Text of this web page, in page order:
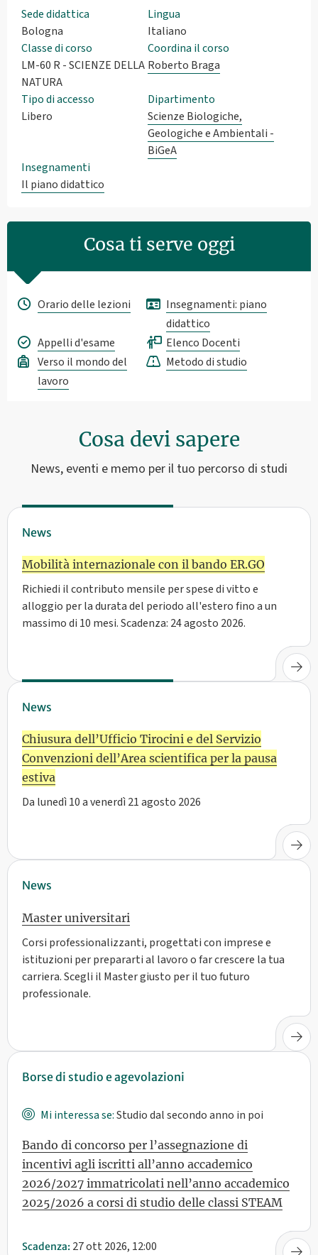
Sede didattica
Bologna
Lingua
Italiano
Classe di corso
LM-60 R - SCIENZE DELLA
NATURA
Coordina il corso
Roberto Braga
Tipo di accesso
Libero
Dipartimento
Scienze Biologiche,
Geologiche e Ambientali -
BiGeA
Insegnamenti
Il piano didattico
Cosa ti serve oggi
Orario delle lezioni
Insegnamenti: piano
didattico
Appelli d'esame
Elenco Docenti
Verso il mondo del
lavoro
Metodo di studio
Cosa devi sapere
News, eventi e memo per il tuo percorso di studi
News
Mobilità internazionale con il bando ER.GO
Richiedi il contributo mensile per spese di vitto e
alloggio per la durata del periodo all'estero fino a un
massimo di 10 mesi. Scadenza: 24 agosto 2026.
News
Chiusura dell’Ufficio Tirocini e del Servizio
Convenzioni dell’Area scientifica per la pausa
estiva
Da lunedì 10 a venerdì 21 agosto 2026
News
Master universitari
Corsi professionalizzanti, progettati con imprese e
istituzioni per prepararti al lavoro o far crescere la tua
carriera. Scegli il Master giusto per il tuo futuro
professionale.
Borse di studio e agevolazioni
Mi interessa se:Studio dal secondo anno in poi
Bando di concorso per l’assegnazione di
incentivi agli iscritti all’anno accademico
2026/2027 immatricolati nell’anno accademico
2025/2026 a corsi di studio delle classi STEAM
Scadenza: 27 ott 2026, 12:00